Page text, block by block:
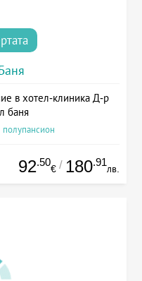
в хотел-клиника Д-р
баня
92.50
€ / 180.91
лв.